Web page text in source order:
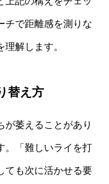
チで距離感を測りな
解します。
替え方
が萎えることがあり
。「難しいライを打
ても次に活かせる要